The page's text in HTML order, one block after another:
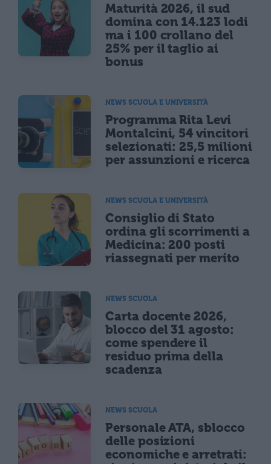
Maturità 2026, il sud
domina con 14.123 lodi
ma i 100 crollano del
25% per il taglio ai
bonus
NEWS SCUOLA E UNIVERSITÀ
Programma Rita Levi
Montalcini, 54 vincitori
selezionati: 25,5 milioni
per assunzioni e ricerca
NEWS SCUOLA E UNIVERSITÀ
Consiglio di Stato
ordina gli scorrimenti a
Medicina: 200 posti
riassegnati per merito
NEWS SCUOLA
Carta docente 2026,
blocco del 31 agosto:
come spendere il
residuo prima della
scadenza
NEWS SCUOLA
Personale ATA, sblocco
delle posizioni
economiche e arretrati: